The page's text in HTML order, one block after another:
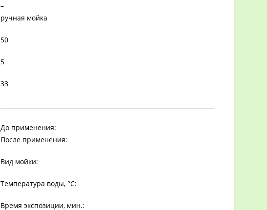
–
ручная мойка
50
5
33
До применения:
После применения:
Вид мойки:
Температура воды, °С:
Время экспозиции, мин.: